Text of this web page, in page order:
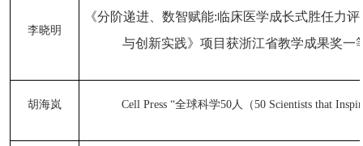
李晓明
《分阶递进、数智赋能:临床医学成长式胜任力
与创新实践》项目获浙江省教学成果奖一
胡海岚 Cell Press “全球科学50人（50 Scientists that